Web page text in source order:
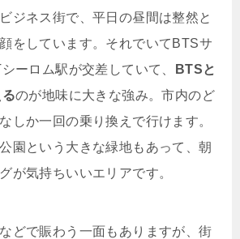
ジネス街で、平日の昼間は整然と
をしています。それでいてBTSサ
ーロム駅が交差していて、
BTSと
のが地味に大きな強み。市内のど
しか一回の乗り換えで行けます。
園という大きな緑地もあって、朝
が気持ちいいエリアです。
どで賑わう一面もありますが、街